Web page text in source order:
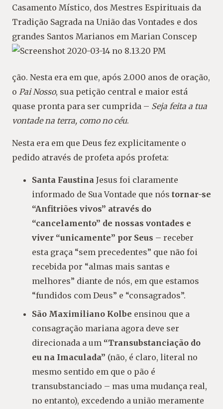
Casamento Místico, dos Mestres Espirituais da
Tradição Sagrada na União das Vontades e dos
grandes Santos Marianos em Marian Conscep
ção. Nesta era em que, após 2.000 anos de oração,
o Pai Nosso, sua petição central e maior está
quase pronta para ser cumprida – Seja feita a tua
vontade na terra, como no céu.
Nesta era em que Deus fez explicitamente o
pedido através de profeta após profeta:
Santa Faustina Jesus foi claramente
informado de Sua Vontade que nós tornar-se
“Anfitriões vivos” através do
“cancelamento” de nossas vontades e
viver “unicamente” por Seus – receber
esta graça “sem precedentes” que não foi
recebida por “almas mais santas e
melhores” diante de nós, em que estamos
“fundidos com Deus” e “consagrados”.
São Maximiliano Kolbe ensinou que a
consagração mariana agora deve ser
direcionada a um “Transubstanciação do
eu na Imaculada” (não, é claro, literal no
mesmo sentido em que o pão é
transubstanciado – mas uma mudança real,
no entanto), excedendo a união meramente